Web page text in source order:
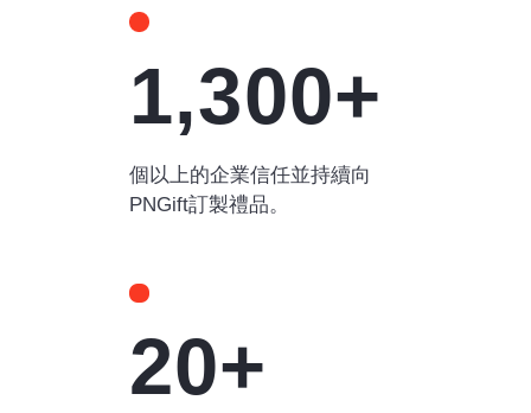
1,300+
個以上的企業信任並持續向
PNGift訂製禮品。
20+